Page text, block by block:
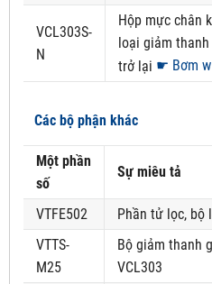
VCL303S-
N
Hộp mực chân
loại giảm
trở lại ☛ Bơm
Các bộ phận khác
Một phần
số
Sự miêu tả
VTFE502
Phần tử lọc, bộ
VTTS-
M25
Bộ giảm thanh
VCL303